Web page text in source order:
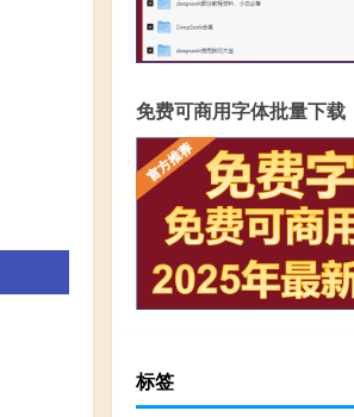
免费可商用字体批量下载
标签